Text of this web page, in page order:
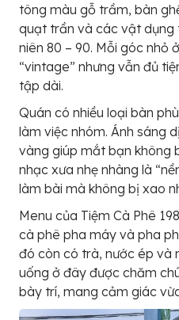
tông màu gỗ trầm, bàn
quạt trần và các vật dụng
niên 80 – 90. Mỗi góc nhỏ
“vintage” nhưng vẫn đủ
tập dài.
Quán có nhiều loại bàn
làm việc nhóm. Ánh sáng
vàng giúp mắt bạn không
nhạc xưa nhẹ nhàng là
làm bài mà không bị xao
Menu của Tiệm Cà Phê
cà phê pha máy và pha
đó còn có trà, nước ép và
uống ở đây được chăm
bày trí, mang cảm giác